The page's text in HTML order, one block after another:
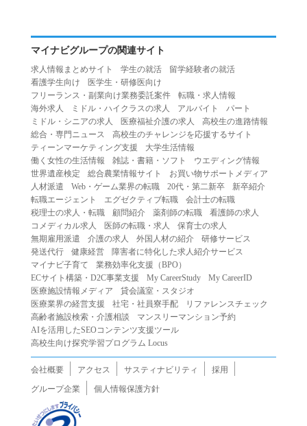
１.利用者は、本サービスを利用する上で次の各号に定める
とします。
（１）重複、虚偽の情報、または自己以外の情報を登録す
る行為
（２）第三者になりすまして本サービスを利用する行為
（３）当社または第三者の著作権等の知的財産権、プライ
バシー、その他の権利を侵害する行為
（４）当社または第三者を誹謗中傷する行為
（５）当社または第三者に不利益を与える行為
（６）営利を目的とした行為
（７）政治・選挙・宗教活動またはそれらに類する行為
（８）本サービスの運営を妨害する行為
（９）法令違反、犯罪行為、または公序良俗に反する行為
（１０）暴力的な要求行為、または法的な責任を超えた不
当な要求行為
（１１）その他当社が不適切であると判断する行為
２.当社は、前項の定めに該当する行為を行った利用者に対
の提供を停止または中断することができるものとします。
第５条（免責）
１.当社は、本サービスの利用（これらに伴う当社または第
三者の情報提供行為等を含みます）により、利用者に生じ
マイナビグループの関連サイト
求人情報まとめサイト 学生の就活
留学経験者の就活
看護学生向け
医学生・研修医向け
フリーランス・副業向け業務委託案件
転職・求人情報
海外求人
ミドル・ハイクラスの求人 アルバイト
パート
ミドル・シニアの求人
医療福祉介護の求人
高校生の進路情報
総合・専門ニュース
高校生のチャレンジを応援するサイト
ティーンマーケティング支援
大学生活情報
働く女性の生活情報
雑誌・書籍・ソフト
ウエディング情報
世界遺産検定
総合農業情報サイト
お買い物サポートメディア
人材派遣
Web・ゲーム業界の転職 20代・第二新卒
新卒紹介
転職エージェント
エグゼクティブ転職
会計士の転職
税理士の求人・転職
顧問紹介 薬剤師の転職
看護師の求人
コメディカル求人
医師の転職・求人
保育士の求人
無期雇用派遣
介護の求人 外国人材の紹介
研修サービス
発送代行
健康経営
障害者に特化した求人紹介サービス
マイナビ子育て
業務効率化支援（BPO）
ECサイト構築・D2C事業支援
My CareerStudy
My CareerID
医療施設情報メディア
貸会議室・スタジオ
医療業界の経営支援
社宅・社員寮手配
リファレンスチェック
高齢者施設検索・介護相談
マンスリーマンション予約
AIを活用したSEOコンテンツ支援ツール
高校生向け探究学習プログラム Locus
会社概要 アクセス サスティナビリティ
採用
グループ企業
個人情報保護方針